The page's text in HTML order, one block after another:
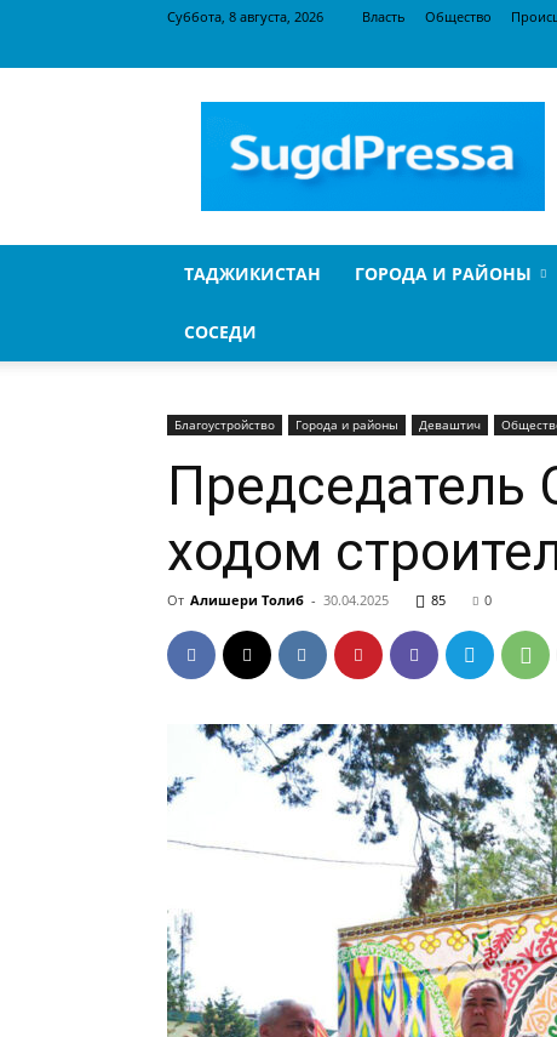
Суббота, 8 августа, 2026 Власть Общество
ТАДЖИКИСТАН ГОРОДА И РАЙОНЫ
СОСЕДИ
Благоустройство Города и районы Деваштич
Председатель
ходом
От Алишери Толиб - 30.04.2025 85 0